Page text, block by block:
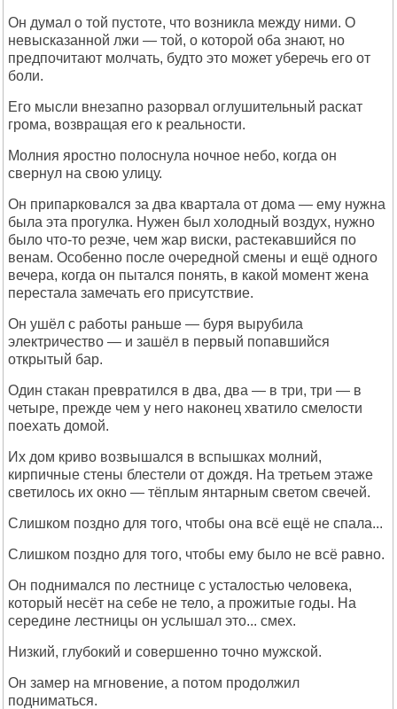
Он думал о той пустоте, что возникла между ними. О
невысказанной лжи — той, о которой оба знают, но
предпочитают молчать, будто это может уберечь его от
боли.
Его мысли внезапно разорвал оглушительный раскат
грома, возвращая его к реальности.
Молния яростно полоснула ночное небо, когда он
свернул на свою улицу.
Он припарковался за два квартала от дома — ему нужна
была эта прогулка. Нужен был холодный воздух, нужно
было что-то резче, чем жар виски, растекавшийся по
венам. Особенно после очередной смены и ещё одного
вечера, когда он пытался понять, в какой момент жена
перестала замечать его присутствие.
Он ушёл с работы раньше — буря вырубила
электричество — и зашёл в первый попавшийся
открытый бар.
Один стакан превратился в два, два — в три, три — в
четыре, прежде чем у него наконец хватило смелости
поехать домой.
Их дом криво возвышался в вспышках молний,
кирпичные стены блестели от дождя. На третьем этаже
светилось их окно — тёплым янтарным светом свечей.
Слишком поздно для того, чтобы она всё ещё не спала...
Слишком поздно для того, чтобы ему было не всё равно.
Он поднимался по лестнице с усталостью человека,
который несёт на себе не тело, а прожитые годы. На
середине лестницы он услышал это... смех.
Низкий, глубокий и совершенно точно мужской.
Он замер на мгновение, а потом продолжил
подниматься.